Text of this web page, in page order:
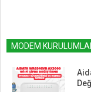
MODEM